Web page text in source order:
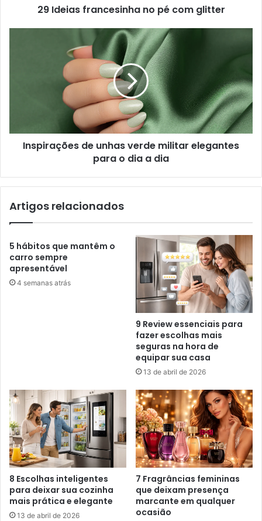
29 Ideias francesinha no pé com glitter
Inspirações de unhas verde militar elegantes
para o dia a dia
Artigos relacionados
5 hábitos que mantêm o
carro sempre
apresentável
4 semanas atrás
9 Review essenciais para
fazer escolhas mais
seguras na hora de
equipar sua casa
13 de abril de 2026
8 Escolhas inteligentes
para deixar sua cozinha
mais prática e elegante
13 de abril de 2026
7 Fragrâncias femininas
que deixam presença
marcante em qualquer
ocasião